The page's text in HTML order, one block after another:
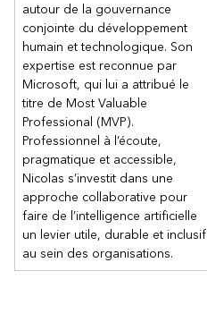
autour de la gouvernance
conjointe du développement
humain et technologique. Son
expertise est reconnue par
Microsoft, qui lui a attribué le
titre de Most Valuable
Professional (MVP).
Professionnel à l’écoute,
pragmatique et accessible,
Nicolas s’investit dans une
approche collaborative pour
faire de l’intelligence artificielle
un levier utile, durable et inclusif
au sein des organisations.